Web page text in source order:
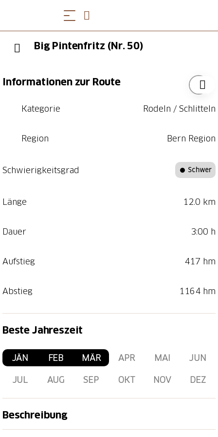
Big Pintenfritz (Nr. 50)
Informationen zur Route
Kategorie Rodeln / Schlitteln
Region Bern Region
Schwierigkeitsgrad Schwer
Länge 12.0 km
Dauer 3:00 h
Aufstieg 417 hm
Abstieg 1164 hm
Beste Jahreszeit
JÄN FEB MÄR APR MAI JUN
JUL AUG SEP OKT NOV DEZ
Beschreibung